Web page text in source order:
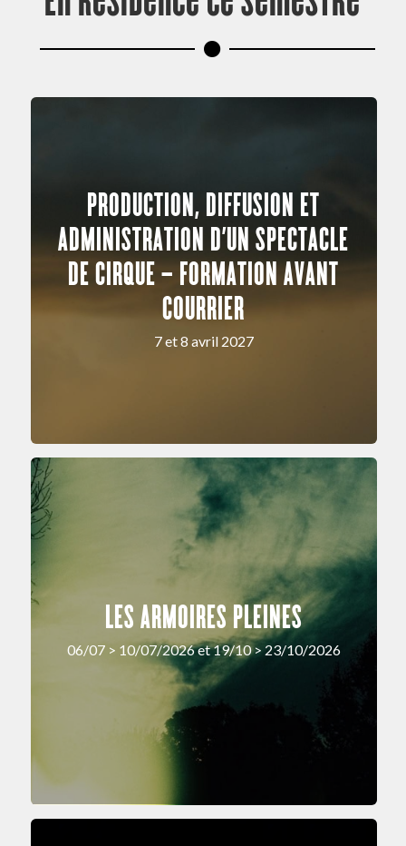
PRODUCTION, DIFFUSION ET
ADMINISTRATION D’UN SPECTACLE
DE CIRQUE – FORMATION AVANT
COURRIER
7 et 8 avril 2027
LES ARMOIRES PLEINES
06/07 > 10/07/2026 et 19/10 > 23/10/2026